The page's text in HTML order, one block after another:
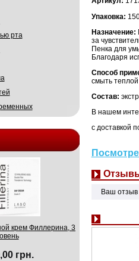
рта
крем Филлерина, 3
грн.
Упаковка:
Назначение:
за
Пенка для
Благодаря
Способ
смыть
Состав:
В нашем
с доставкой
Ваш